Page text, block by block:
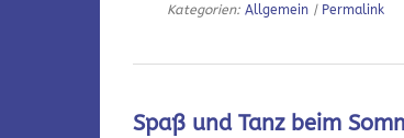
Kategorien:Allgemein | Permalink
Spaß und Tanz beim